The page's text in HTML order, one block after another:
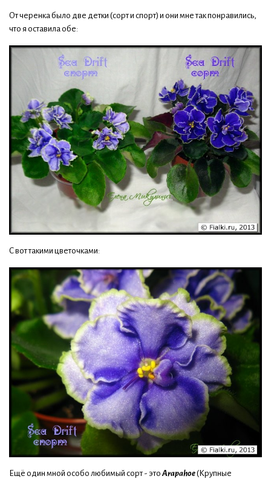
От черенка было две детки (сорт и спорт) и они мне так понравились,
что я оставила обе:
С вот такими цветочками:
Ещё один мной особо любимый сорт - это Arapahoe(Крупные